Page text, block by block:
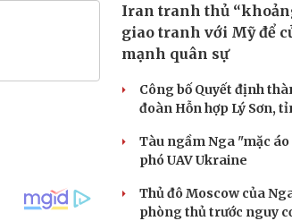
Iran tranh thủ
giao tranh với Mỹ để
mạnh quân sự
Công bố Quyết định
đoàn Hỗn hợp Lý Sơn,
Tàu ngầm Nga "mặc áo
phó UAV Ukraine
Thủ đô Moscow của
phòng thủ trước nguy